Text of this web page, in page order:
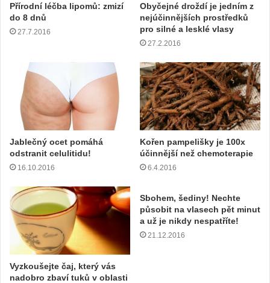
s
Přírodní léčba lipomů: zmizí
do 8 dnů
27.7.2016
Obyčejné droždí je jedním z
nejúčinnějších prostředků
pro silné a lesklé vlasy
27.2.2016
Jablečný ocet pomáhá
odstranit celulitidu!
16.10.2016
Kořen pampelišky je 100x
účinnější než chemoterapie
6.4.2016
Vyzkoušejte čaj, který vás
nadobro zbaví tuků v oblasti
Sbohem, šediny! Nechte
působit na vlasech pět minut
a už je nikdy nespatříte!
21.12.2016